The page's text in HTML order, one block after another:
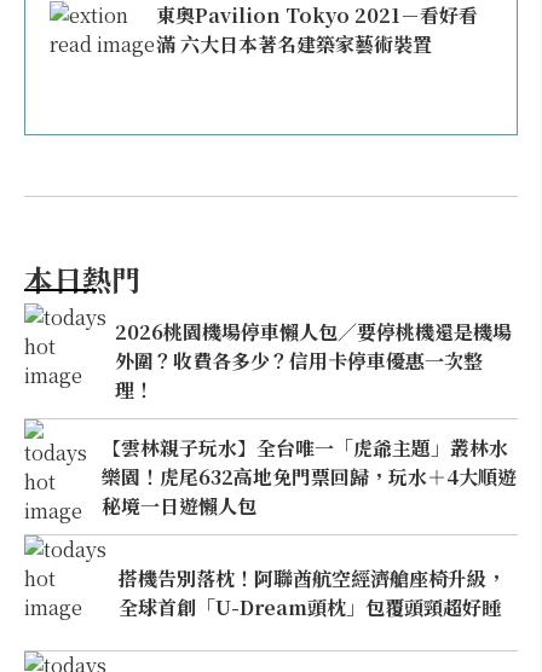
東奧Pavilion Tokyo 2021－看好看
滿 六大日本著名建築家藝術裝置
本日熱門
2026桃園機場停車懶人包／要停桃機還是機場
外圍？收費各多少？信用卡停車優惠一次整
理！
【雲林親子玩水】全台唯一「虎爺主題」叢林水
樂園！虎尾632高地免門票回歸，玩水＋4大順遊
秘境一日遊懶人包
搭機告別落枕！阿聯酋航空經濟艙座椅升級，
全球首創「U-Dream頭枕」包覆頭頸超好睡